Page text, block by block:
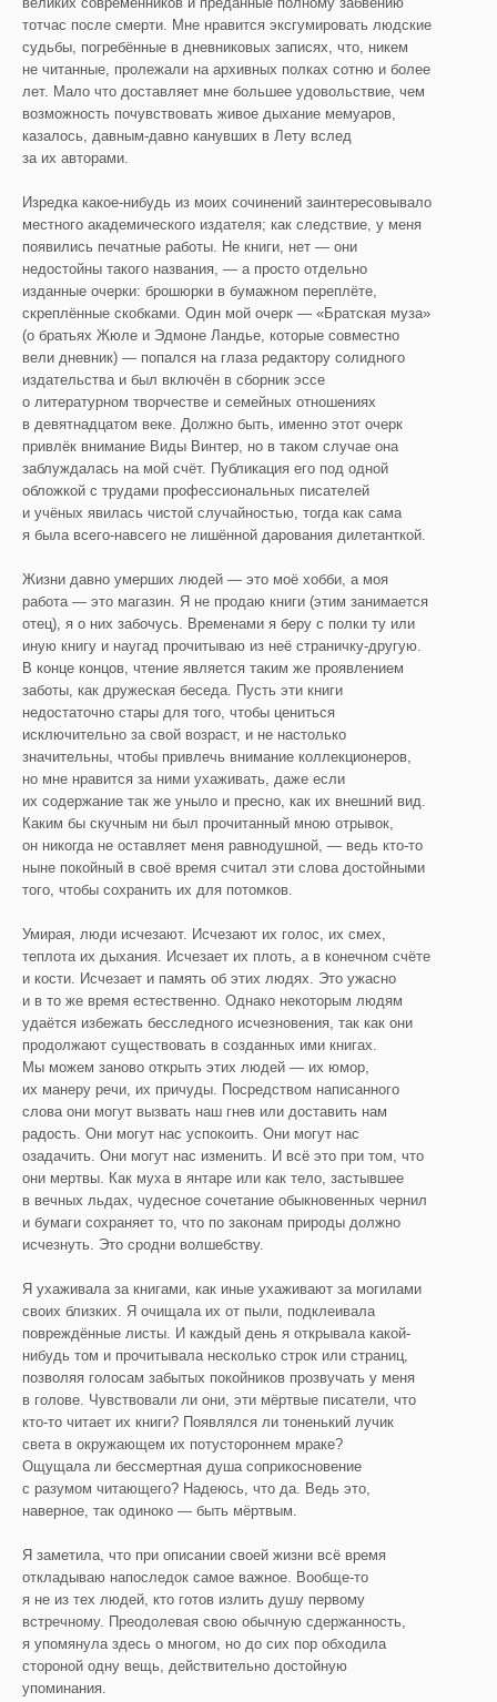
тотчас после смерти. Мне нравится эксгумировать людские
судьбы, погребённые в дневниковых записях, что, никем
не читанные, пролежали на архивных полках сотню и более
лет. Мало что доставляет мне большее удовольствие, чем
возможность почувствовать живое дыхание мемуаров,
казалось, давным-давно канувших в Лету вслед
за их авторами.
Изредка какое-нибудь из моих сочинений заинтересовывало
местного академического издателя; как следствие, у меня
появились печатные работы. Не книги, нет — они
недостойны такого названия, — а просто отдельно
изданные очерки: брошюрки в бумажном переплёте,
скреплённые скобками. Один мой очерк — «Братская муза»
(о братьях Жюле и Эдмоне Ландье, которые совместно
вели дневник) — попался на глаза редактору солидного
издательства и был включён в сборник эссе
о литературном творчестве и семейных отношениях
в девятнадцатом веке. Должно быть, именно этот очерк
привлёк внимание Виды Винтер, но в таком случае она
заблуждалась на мой счёт. Публикация его под одной
обложкой с трудами профессиональных писателей
и учёных явилась чистой случайностью, тогда как сама
я была всего-навсего не лишённой дарования дилетанткой.
Жизни давно умерших людей — это моё хобби, а моя
работа — это магазин. Я не продаю книги (этим занимается
отец), я о них забочусь. Временами я беру с полки ту или
иную книгу и наугад прочитываю из неё страничку-другую.
В конце концов, чтение является таким же проявлением
заботы, как дружеская беседа. Пусть эти книги
недостаточно стары для того, чтобы цениться
исключительно за свой возраст, и не настолько
значительны, чтобы привлечь внимание коллекционеров,
но мне нравится за ними ухаживать, даже если
их содержание так же уныло и пресно, как их внешний вид.
Каким бы скучным ни был прочитанный мною отрывок,
он никогда не оставляет меня равнодушной, — ведь кто-то
ныне покойный в своё время считал эти слова достойными
того, чтобы сохранить их для потомков.
Умирая, люди исчезают. Исчезают их голос, их смех,
теплота их дыхания. Исчезает их плоть, а в конечном счёте
и кости. Исчезает и память об этих людях. Это ужасно
и в то же время естественно. Однако некоторым людям
удаётся избежать бесследного исчезновения, так как они
продолжают существовать в созданных ими книгах.
Мы можем заново открыть этих людей — их юмор,
их манеру речи, их причуды. Посредством написанного
слова они могут вызвать наш гнев или доставить нам
радость. Они могут нас успокоить. Они могут нас
озадачить. Они могут нас изменить. И всё это при том, что
они мертвы. Как муха в янтаре или как тело, застывшее
в вечных льдах, чудесное сочетание обыкновенных чернил
и бумаги сохраняет то, что по законам природы должно
исчезнуть. Это сродни волшебству.
Я ухаживала за книгами, как иные ухаживают за могилами
своих близких. Я очищала их от пыли, подклеивала
повреждённые листы. И каждый день я открывала какой-
нибудь том и прочитывала несколько строк или страниц,
позволяя голосам забытых покойников прозвучать у меня
в голове. Чувствовали ли они, эти мёртвые писатели, что
кто-то читает их книги? Появлялся ли тоненький лучик
света в окружающем их потустороннем мраке?
Ощущала ли бессмертная душа соприкосновение
с разумом читающего? Надеюсь, что да. Ведь это,
наверное, так одиноко — быть мёртвым.
Я заметила, что при описании своей жизни всё время
откладываю напоследок самое важное. Вообще-то
я не из тех людей, кто готов излить душу первому
встречному. Преодолевая свою обычную сдержанность,
я упомянула здесь о многом, но до сих пор обходила
стороной одну вещь, действительно достойную
упоминания.